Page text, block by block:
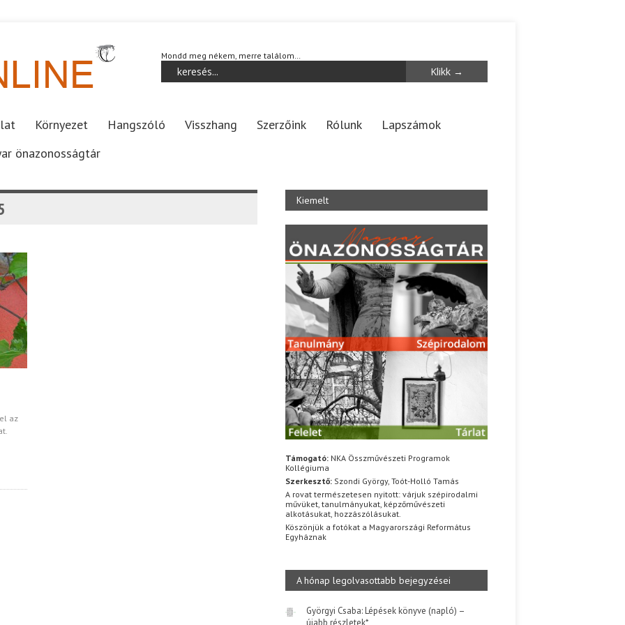
Mondd meg nékem, merre találom…
Környezet Hangszóló Visszhang Szerzőink Rólunk
Lapszámok
önazonosságtár
az
Kiemelt
Támogató: NKA Összművészeti Programok
Kollégiuma
Szerkesztő: Szondi György, Toót-Holló Tamás
A rovat természetesen nyitott: várjuk szépirodalmi
művüket, tanulmányukat, képzőművészeti
alkotásukat, hozzászólásukat.
Köszönjük a fotókat a Magyarországi Református
Egyháznak
A hónap legolvasottabb bejegyzései
Györgyi Csaba: Lépések könyve (napló) –
újabb részletek*